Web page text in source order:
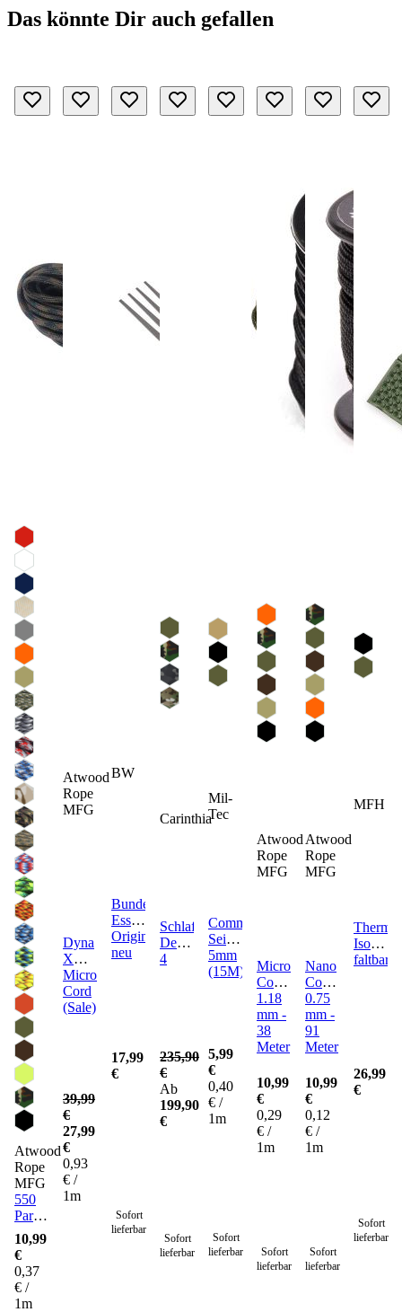
Das könnte Dir auch gefallen
Atwood
Rope
MFG
550
Paracord
Seil 4
mm -
30
Meter
10,99
€
0,37
€ /
1m
Atwood
Rope
MFG
Dyna
X
Micro
Cord
(Sale)
39,99
€
27,99
€
0,93
€ /
1m
BW
Bundeswehr
Essbesteck
Original
neu
17,99
€
Sofort
lieferbar
Carinthia
Schlafsack
Defence
4
235,90
€
Ab
199,90
€
Sofort
lieferbar
Mil-
Tec
Commando
Seil
5mm
(15M)
5,99
€
0,40
€ /
1m
Sofort
lieferbar
Atwood
Rope
MFG
Micro
Cord
1.18
mm -
38
Meter
10,99
€
0,29
€ /
1m
Sofort
lieferbar
Atwood
Rope
MFG
Nano
Cord
0.75
mm -
91
Meter
10,99
€
0,12
€ /
1m
Sofort
lieferbar
MFH
Thermo
Isomatte
faltbar
26,99
€
Sofort
lieferbar